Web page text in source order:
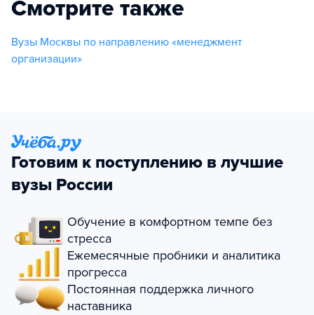
Смотрите также
Вузы Москвы по направлению «менеджмент
организации»
Готовим к поступлению в лучшие
вузы России
Обучение в комфортном темпе без
стресса
Ежемесячные пробники и аналитика
прогресса
Постоянная поддержка личного
наставника